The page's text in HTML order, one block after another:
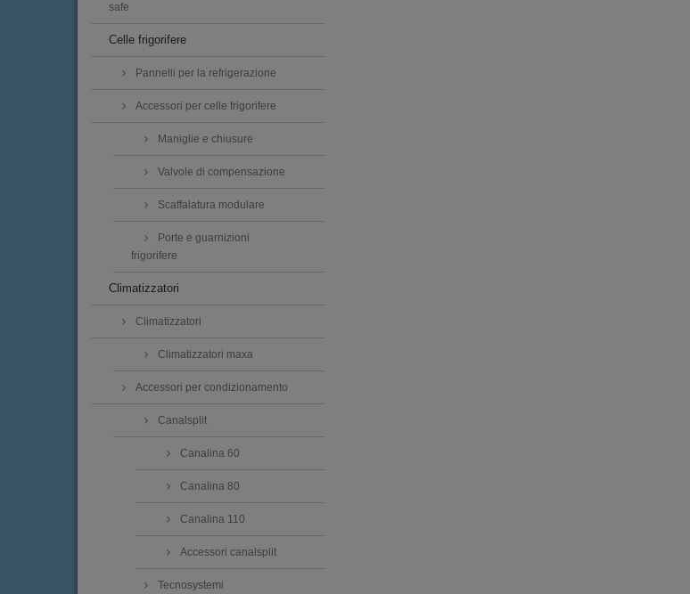
safe
Celle frigorifere
Pannelli per la refrigerazione
Accessori per celle frigorifere
Maniglie e chiusure
Valvole di compensazione
Scaffalatura modulare
Porte e guarnizioni
frigorifere
Climatizzatori
Climatizzatori
Climatizzatori maxa
Accessori per condizionamento
Canalsplit
Canalina 60
Canalina 80
Canalina 110
Accessori canalsplit
Tecnosystemi